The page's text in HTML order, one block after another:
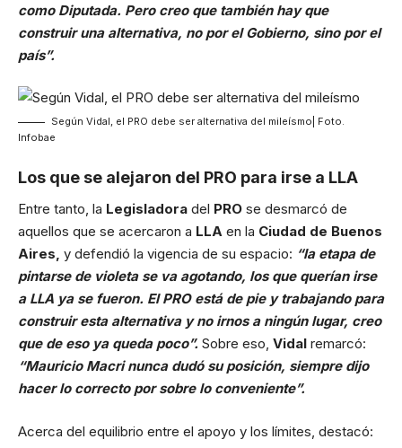
como Diputada. Pero creo que también hay que
construir una alternativa, no por el Gobierno, sino por el
país”.
Según Vidal, el PRO debe ser alternativa del mileísmo| Foto.
Infobae
Los que se alejaron del PRO para irse a LLA
Entre tanto, la Legisladora del PRO se desmarcó de
aquellos que se acercaron a LLA en la Ciudad de Buenos
Aires, y defendió la vigencia de su espacio: “la etapa de
pintarse de violeta se va agotando, los que querían irse
a LLA ya se fueron. El PRO está de pie y trabajando para
construir esta alternativa y no irnos a ningún lugar, creo
que de eso ya queda poco”. Sobre eso, Vidal remarcó:
“Mauricio Macri nunca dudó su posición, siempre dijo
hacer lo correcto por sobre lo conveniente”.
Acerca del equilibrio entre el apoyo y los límites, destacó: